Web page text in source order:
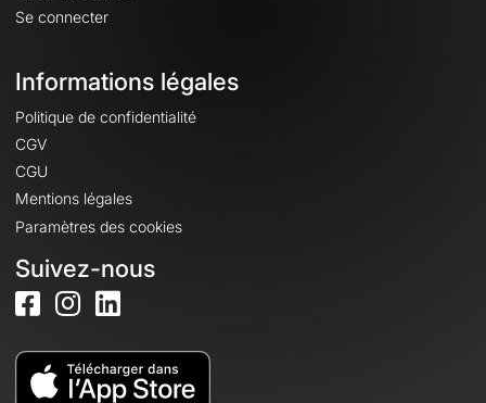
Se connecter
Informations légales
Politique de confidentialité
CGV
CGU
Mentions légales
Paramètres des cookies
Suivez-nous